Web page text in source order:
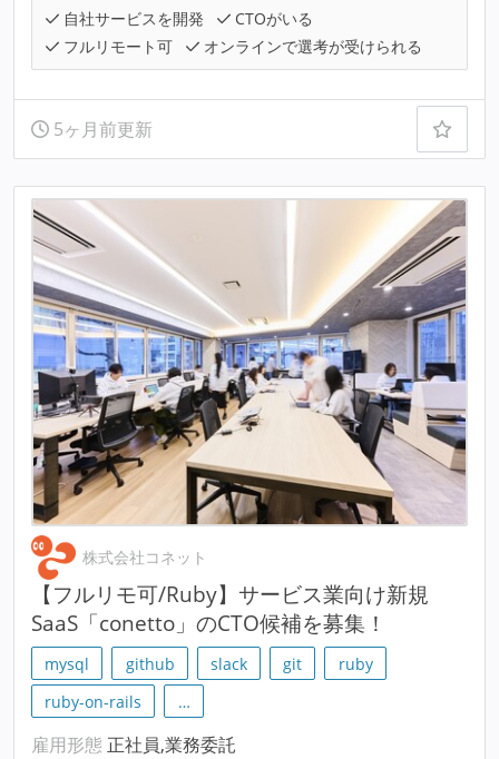
自社サービスを開発
CTOがいる
フルリモート可
オンラインで選考が受けられる
5ヶ月前更新
株式会社コネット
【フルリモ可/Ruby】サービス業向け新規
SaaS「conetto」のCTO候補を募集！
mysql github slack git
ruby
ruby-on-rails
…
雇用形態 正社員,業務委託